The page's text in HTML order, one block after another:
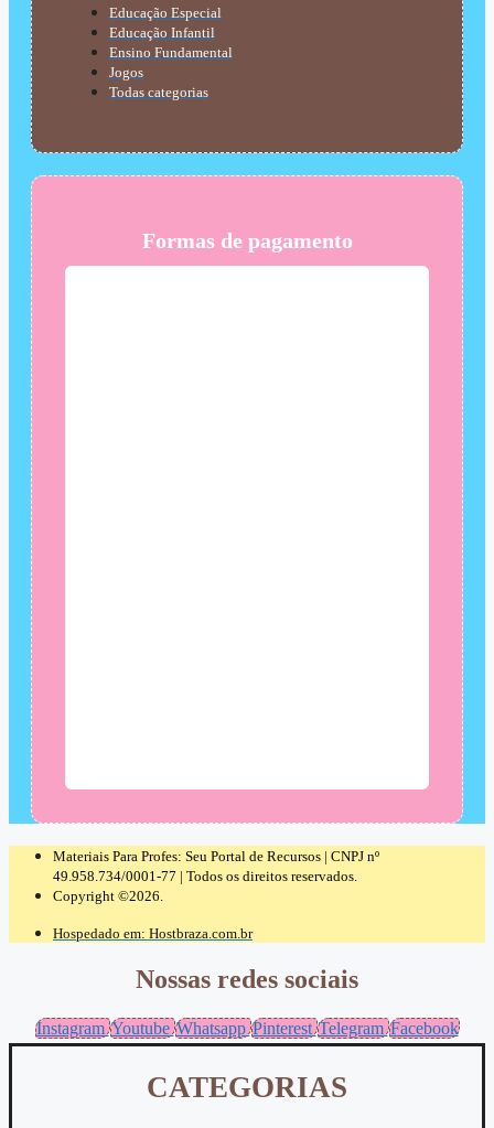
Educação Especial
Educação Infantil
Ensino Fundamental
Jogos
Todas categorias
Formas de pagamento
Materiais Para Profes: Seu Portal de Recursos | CNPJ nº
49.958.734/0001-77 | Todos os direitos reservados.
Copyright ©2026.
Hospedado em: Hostbraza.com.br
Nossas redes sociais
Instagram Youtube Whatsapp Pinterest Telegram Facebook
CATEGORIAS